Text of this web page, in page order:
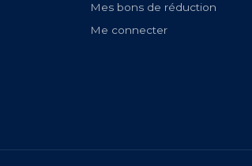
Mes bons de réduction
Me connecter